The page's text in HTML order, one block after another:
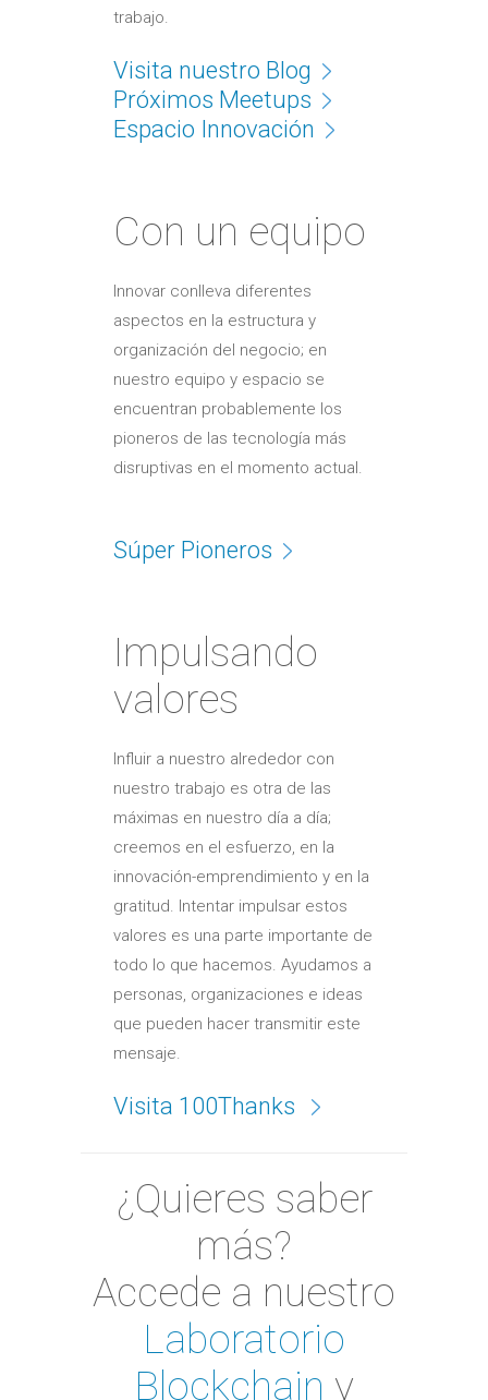
trabajo.
Visita nuestro Blog
Próximos Meetups
Espacio Innovación
Con un equipo
Innovar conlleva diferentes
aspectos en la estructura y
organización del negocio; en
nuestro equipo y espacio se
encuentran probablemente los
pioneros de las tecnología más
disruptivas en el momento actual.
Súper Pioneros
Impulsando
valores
Influir a nuestro alrededor con
nuestro trabajo es otra de las
máximas en nuestro día a día;
creemos en el esfuerzo, en la
innovación-emprendimiento y en la
gratitud. Intentar impulsar estos
valores es una parte importante de
todo lo que hacemos. Ayudamos a
personas, organizaciones e ideas
que pueden hacer transmitir este
mensaje.
Visita 100Thanks
¿Quieres saber
más?
Accede a nuestro
Laboratorio
Blockchain y